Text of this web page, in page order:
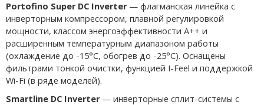
Portofino Super DC Inverter— флагманская линейка с
инверторным компрессором, плавной регулировкой
мощности, классом энергоэффективности A++ и
расширенным температурным диапазоном работы
(охлаждение до -15°C, обогрев до -25°C). Оснащены
фильтрами тонкой очистки, функцией I-Feel и поддержкой
Wi-Fi (в ряде моделей).
Smartline DC Inverter— инверторные сплит-системы с